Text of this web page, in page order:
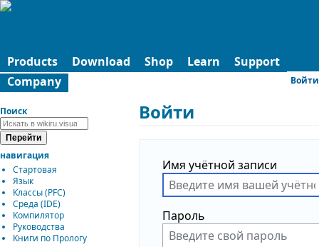
Products Download Shop Learn
Support
Company
Войти
Имя учётной записи
Пароль
Поиск
навигация
Стартовая
Язык
Классы (PFC)
Среда (IDE)
Компилятор
Руководства
Книги по Прологу
Войти